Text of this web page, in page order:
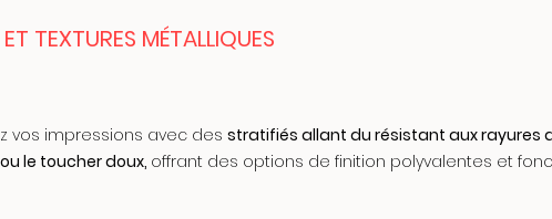
TEXTURES MÉTALLIQUES
vos impressions avec des stratifiés allant du résistant aux rayures
le toucher doux, offrant des options de finition polyvalentes et